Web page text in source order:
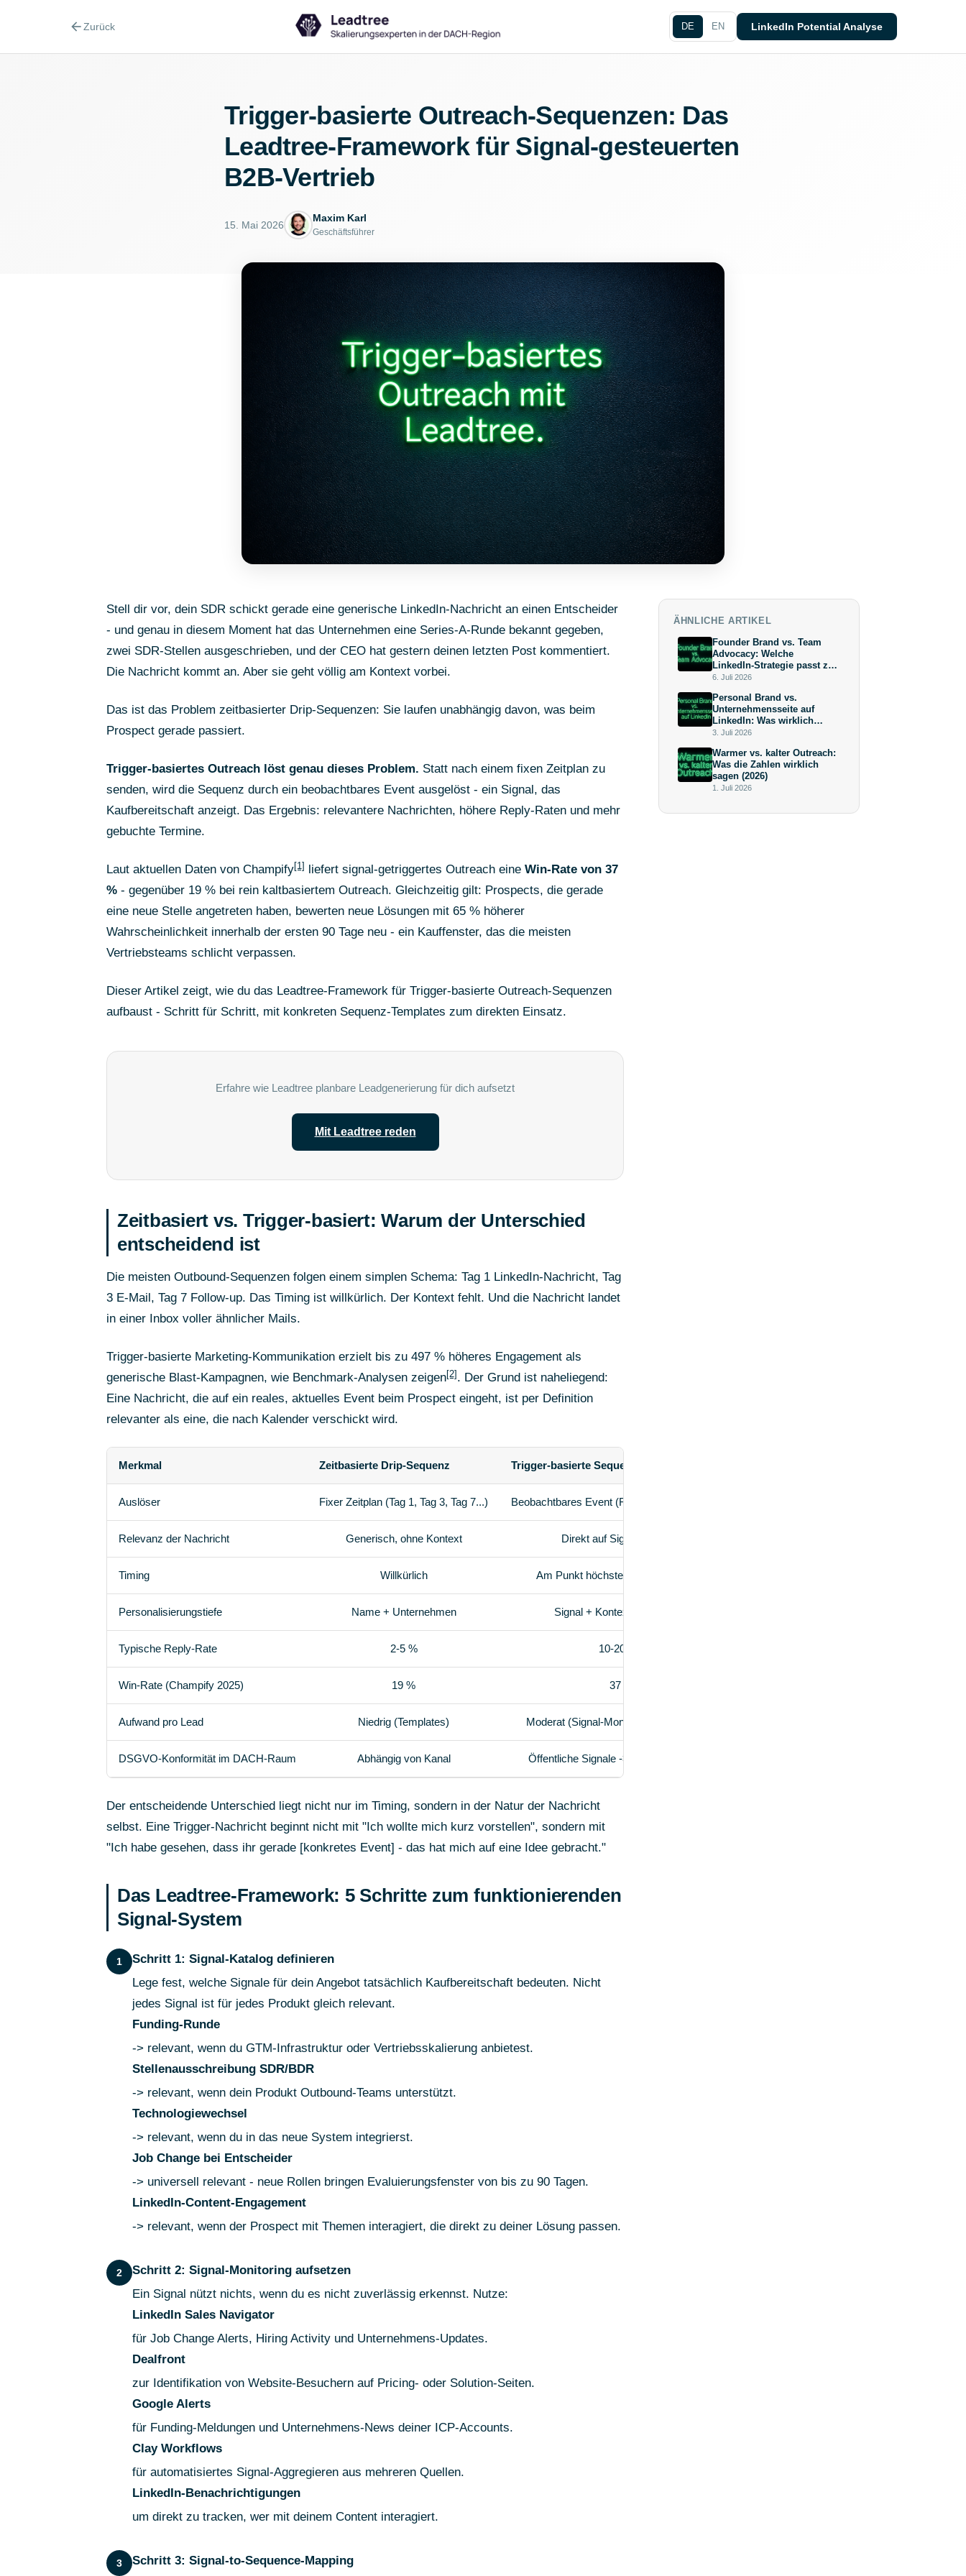
arrow_backZurück DE EN LinkedIn Potential Analyse
Trigger-basierte Outreach-Sequenzen: Das
Leadtree-Framework für Signal-gesteuerten
B2B-Vertrieb
15. Mai 2026
Maxim Karl
Geschäftsführer
Stell dir vor, dein SDR schickt gerade eine generische LinkedIn-Nachricht an einen Entscheider
- und genau in diesem Moment hat das Unternehmen eine Series-A-Runde bekannt gegeben,
zwei SDR-Stellen ausgeschrieben, und der CEO hat gestern deinen letzten Post kommentiert.
Die Nachricht kommt an. Aber sie geht völlig am Kontext vorbei.
Das ist das Problem zeitbasierter Drip-Sequenzen: Sie laufen unabhängig davon, was beim
Prospect gerade passiert.
Trigger-basiertes Outreach löst genau dieses Problem. Statt nach einem fixen Zeitplan zu
senden, wird die Sequenz durch ein beobachtbares Event ausgelöst - ein Signal, das
Kaufbereitschaft anzeigt. Das Ergebnis: relevantere Nachrichten, höhere Reply-Raten und mehr
gebuchte Termine.
Laut aktuellen Daten von Champify[1] liefert signal-getriggertes Outreach eine Win-Rate von 37
% - gegenüber 19 % bei rein kaltbasiertem Outreach. Gleichzeitig gilt: Prospects, die gerade
eine neue Stelle angetreten haben, bewerten neue Lösungen mit 65 % höherer
Wahrscheinlichkeit innerhalb der ersten 90 Tage neu - ein Kauffenster, das die meisten
Vertriebsteams schlicht verpassen.
Dieser Artikel zeigt, wie du das Leadtree-Framework für Trigger-basierte Outreach-Sequenzen
aufbaust - Schritt für Schritt, mit konkreten Sequenz-Templates zum direkten Einsatz.
Erfahre wie Leadtree planbare Leadgenerierung für dich aufsetzt
Mit Leadtree reden
Zeitbasiert vs. Trigger-basiert: Warum der Unterschied
entscheidend ist
Die meisten Outbound-Sequenzen folgen einem simplen Schema: Tag 1 LinkedIn-Nachricht, Tag
3 E-Mail, Tag 7 Follow-up. Das Timing ist willkürlich. Der Kontext fehlt. Und die Nachricht landet
in einer Inbox voller ähnlicher Mails.
Trigger-basierte Marketing-Kommunikation erzielt bis zu 497 % höheres Engagement als
generische Blast-Kampagnen, wie Benchmark-Analysen zeigen[2]. Der Grund ist naheliegend:
Eine Nachricht, die auf ein reales, aktuelles Event beim Prospect eingeht, ist per Definition
relevanter als eine, die nach Kalender verschickt wird.
Merkmal Zeitbasierte Drip-Sequenz Trigger-basierte Sequenz
Auslöser Fixer Zeitplan (Tag 1, Tag 3, Tag 7...) Beobachtbares Event (Funding, Job Change...)
Relevanz der Nachricht Generisch, ohne Kontext Direkt auf Signal bezogen
Timing Willkürlich Am Punkt höchster Kaufbereitschaft
Personalisierungstiefe Name + Unternehmen Signal + Kontext + Mehrwert
Typische Reply-Rate 2-5 % 10-20 %+
Win-Rate (Champify 2025) 19 % 37 %
Aufwand pro Lead Niedrig (Templates) Moderat (Signal-Monitoring + Templates)
DSGVO-Konformität im DACH-Raum Abhängig von Kanal Öffentliche Signale -> DSGVO-konform
Der entscheidende Unterschied liegt nicht nur im Timing, sondern in der Natur der Nachricht
selbst. Eine Trigger-Nachricht beginnt nicht mit "Ich wollte mich kurz vorstellen", sondern mit
"Ich habe gesehen, dass ihr gerade [konkretes Event] - das hat mich auf eine Idee gebracht."
Das Leadtree-Framework: 5 Schritte zum funktionierenden
Signal-System
1
Schritt 1: Signal-Katalog definieren
Lege fest, welche Signale für dein Angebot tatsächlich Kaufbereitschaft bedeuten. Nicht
jedes Signal ist für jedes Produkt gleich relevant.
Funding-Runde
-> relevant, wenn du GTM-Infrastruktur oder Vertriebsskalierung anbietest.
Stellenausschreibung SDR/BDR
-> relevant, wenn dein Produkt Outbound-Teams unterstützt.
Technologiewechsel
-> relevant, wenn du in das neue System integrierst.
Job Change bei Entscheider
-> universell relevant - neue Rollen bringen Evaluierungsfenster von bis zu 90 Tagen.
LinkedIn-Content-Engagement
-> relevant, wenn der Prospect mit Themen interagiert, die direkt zu deiner Lösung passen.
2
Schritt 2: Signal-Monitoring aufsetzen
Ein Signal nützt nichts, wenn du es nicht zuverlässig erkennst. Nutze:
LinkedIn Sales Navigator
für Job Change Alerts, Hiring Activity und Unternehmens-Updates.
Dealfront
zur Identifikation von Website-Besuchern auf Pricing- oder Solution-Seiten.
Google Alerts
für Funding-Meldungen und Unternehmens-News deiner ICP-Accounts.
Clay Workflows
für automatisiertes Signal-Aggregieren aus mehreren Quellen.
LinkedIn-Benachrichtigungen
um direkt zu tracken, wer mit deinem Content interagiert.
3 Schritt 3: Signal-to-Sequence-Mapping
ÄHNLICHE ARTIKEL
Founder Brand vs. Team
Advocacy: Welche
LinkedIn-Strategie passt zu
deiner Wachstumsphase?
6. Juli 2026
Personal Brand vs.
Unternehmensseite auf
LinkedIn: Was wirklich
mehr bringt (und warum die
Überraschung ist)
3. Juli 2026
Warmer vs. kalter Outreach:
Was die Zahlen wirklich
sagen (2026)
1. Juli 2026